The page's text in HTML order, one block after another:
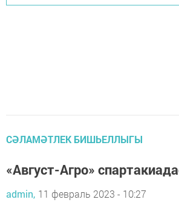
СӘЛАМӘТЛЕК БИШЬЕЛЛЫГЫ
«Август-Агро»
admin, 11 февраль 2023 - 10:27